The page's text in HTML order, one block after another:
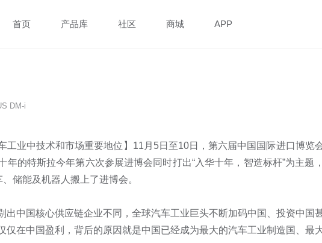
首页 产品库 社区 商城 APP
DM-i
工业中技术和市场重要地位】11月5日至10日，第六届中国国际进口博览
年的特斯拉今年第六次参展进博会同时打出“入华十年，智造标杆”为主题
储能及机器人搬上了进博会。
出中国核心供应链企业不同，全球汽车工业巨头不断加码中国、投资中国
仅在中国盈利，背后的原因就是中国已经成为最大的汽车工业制造国、最